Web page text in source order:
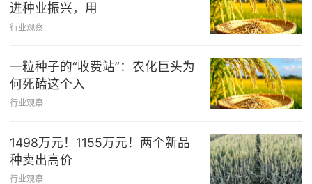
进种业振兴，用
行业观察
一粒种子的“收费站”：农化巨头为
何死磕这个入
行业观察
1498万元！1155万元！两个新品
种卖出高价
行业观察